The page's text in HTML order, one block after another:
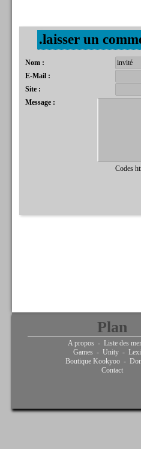
.laisser un
Nom :
E-Mail :
Site :
Message :
Codes
Plan
A propos - Liste des
Games - Unity -
Boutique Kookyoo -
Contact